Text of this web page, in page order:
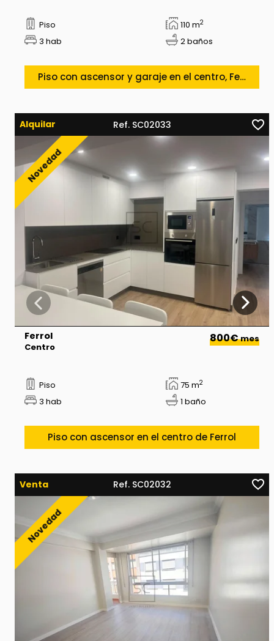
Piso 110 m2
3 hab 2 baños
Piso con ascensor y garaje en el centro, Ferrol.
Alquilar Ref. SC02033
Ferrol
Centro
800€mes
Piso 75 m2
3 hab 1 baño
Piso con ascensor en el centro de Ferrol
Venta Ref. SC02032